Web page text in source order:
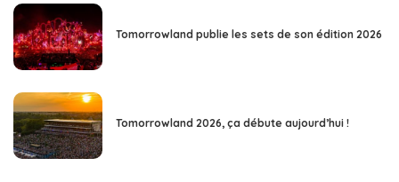
Tomorrowland publie les sets de son édition 2026
Tomorrowland 2026, ça débute aujourd’hui !